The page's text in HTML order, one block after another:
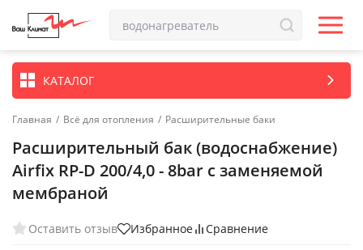
КАТАЛОГ
Главная / Всё для отопления / Расширительные баки
Расширительный бак (водоснабжение)
Airfix RP-D 200/4,0 - 8bar с заменяемой
мембраной
Оставить отзыв Избранное Сравнение